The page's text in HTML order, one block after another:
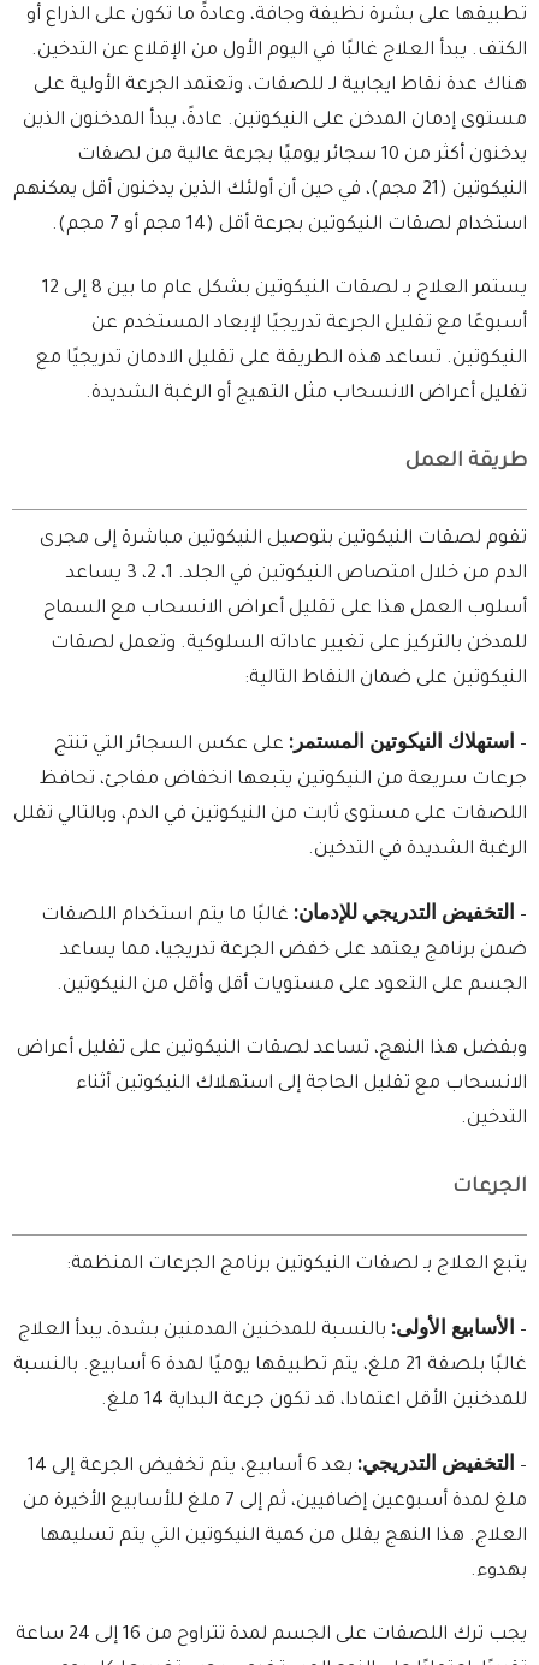
تطبيقها على بشرة نظيفة وجافة، وعادةً ما تكون على الذراع أو
الكتف. يبدأ العلاج غالبًا في اليوم الأول من الإقلاع عن التدخين.
هناك عدة نقاط ايجابية لـ للصقات، وتعتمد الجرعة الأولية على
مستوى إدمان المدخن على النيكوتين. عادةً، يبدأ المدخنون الذين
يدخنون أكثر من 10 سجائر يوميًا بجرعة عالية من لصقات
النيكوتين (21 مجم)، في حين أن أولئك الذين يدخنون أقل يمكنهم
استخدام لصقات النيكوتين بجرعة أقل (14 مجم أو 7 مجم).
يستمر العلاج بـ لصقات النيكوتين بشكل عام ما بين 8 إلى 12
أسبوعًا مع تقليل الجرعة تدريجيًا لإبعاد المستخدم عن
النيكوتين. تساعد هذه الطريقة على تقليل الادمان تدريجيًا مع
تقليل أعراض الانسحاب مثل التهيج أو الرغبة الشديدة.
طريقة العمل
تقوم لصقات النيكوتين بتوصيل النيكوتين مباشرة إلى مجرى
الدم من خلال امتصاص النيكوتين في الجلد. 1، 2، 3 يساعد
أسلوب العمل هذا على تقليل أعراض الانسحاب مع السماح
للمدخن بالتركيز على تغيير عاداته السلوكية. وتعمل لصقات
النيكوتين على ضمان النقاط التالية:
– استهلاك النيكوتين المستمر: على عكس السجائر التي تنتج
جرعات سريعة من النيكوتين يتبعها انخفاض مفاجئ، تحافظ
اللصقات على مستوى ثابت من النيكوتين في الدم، وبالتالي تقلل
الرغبة الشديدة في التدخين.
– التخفيض التدريجي للإدمان: غالبًا ما يتم استخدام اللصقات
ضمن برنامج يعتمد على خفض الجرعة تدريجيا، مما يساعد
الجسم على التعود على مستويات أقل وأقل من النيكوتين.
وبفضل هذا النهج، تساعد لصقات النيكوتين على تقليل أعراض
الانسحاب مع تقليل الحاجة إلى استهلاك النيكوتين أثناء
التدخين.
الجرعات
يتبع العلاج بـ لصقات النيكوتين برنامج الجرعات المنظمة:
– الأسابيع الأولى: بالنسبة للمدخنين المدمنين بشدة، يبدأ العلاج
غالبًا بلصقة 21 ملغ، يتم تطبيقها يوميًا لمدة 6 أسابيع. بالنسبة
للمدخنين الأقل اعتمادا، قد تكون جرعة البداية 14 ملغ.
– التخفيض التدريجي:
بعد 6 أسابيع، يتم تخفيض الجرعة إلى 14
ملغ لمدة أسبوعين إضافيين، ثم إلى 7 ملغ للأسابيع الأخيرة من
العلاج. هذا النهج يقلل من كمية النيكوتين التي يتم تسليمها
بهدوء.
يجب ترك اللصقات على الجسم لمدة تتراوح من 16 إلى 24 ساعة